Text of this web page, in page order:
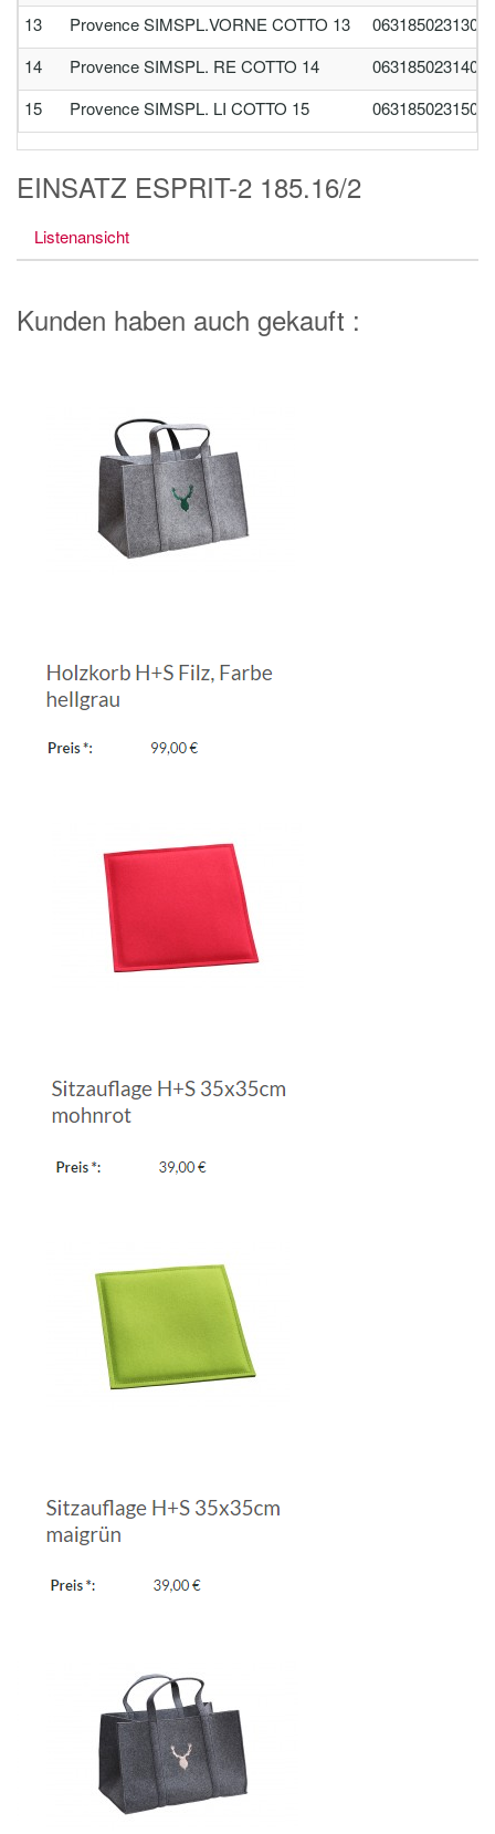
13 Provence SIMSPL.VORNE COTTO 13
0631850231300
14
Provence SIMSPL. RE COTTO 14
0631850231400
15
Provence SIMSPL. LI COTTO 15 0631850231500
EINSATZ ESPRIT-2 185.16/2
Listenansicht
Kunden haben auch gekauft :